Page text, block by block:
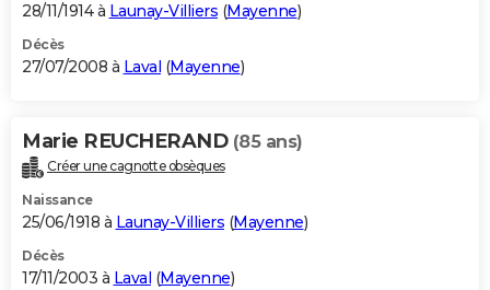
28/11/1914 à Launay-Villiers (Mayenne)
Décès
27/07/2008 à Laval (Mayenne)
Marie REUCHERAND (85 ans)
Créer une cagnotte obsèques
Naissance
25/06/1918 à Launay-Villiers (Mayenne)
Décès
17/11/2003 à Laval (Mayenne)